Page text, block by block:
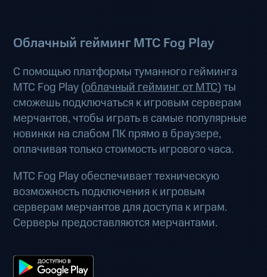
Облачный гейминг МТС Fog Play
С помощью платформы туманного гейминга
МТС Fog Play (облачный гейминг от МТС) ты
сможешь подключаться к игровым серверам
мерчантов, чтобы играть в самые популярные
новинки на слабом ПК прямо в браузере,
оплачивая только стоимость игрового часа.
МТС Fog Play обеспечивает техническую
возможность подключения к игровым
серверам мерчантов для доступа к играм.
Серверы предоставляются мерчантами.